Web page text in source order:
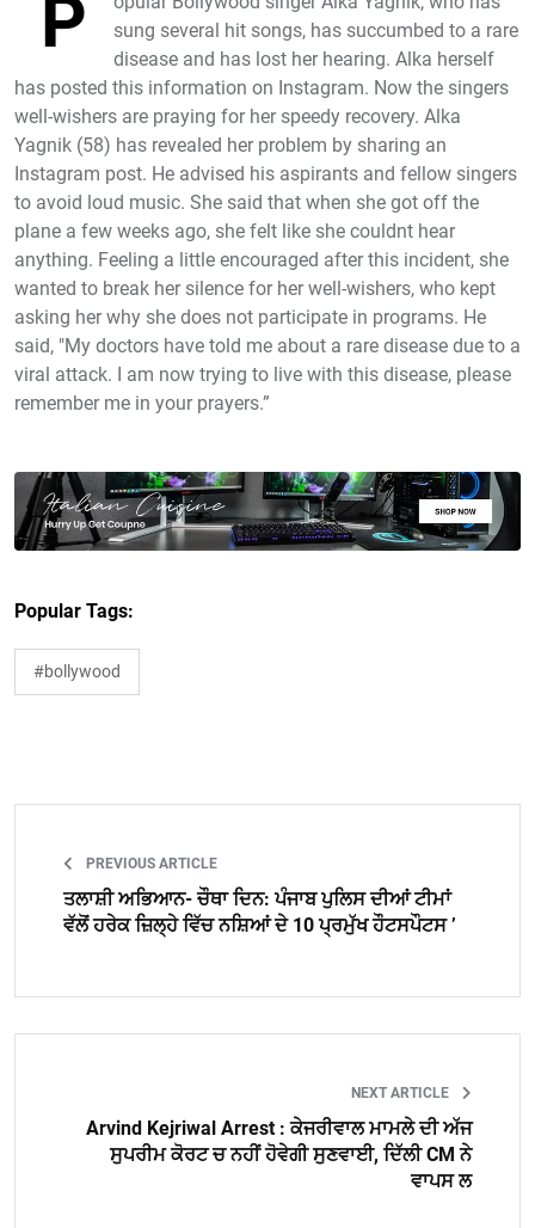
P
sung several hit songs, has succumbed to a rare
disease and has lost her hearing. Alka herself
has posted this information on Instagram. Now the singers
well-wishers are praying for her speedy recovery. Alka
Yagnik (58) has revealed her problem by sharing an
Instagram post. He advised his aspirants and fellow singers
to avoid loud music. She said that when she got off the
plane a few weeks ago, she felt like she couldnt hear
anything. Feeling a little encouraged after this incident, she
wanted to break her silence for her well-wishers, who kept
asking her why she does not participate in programs. He
said, "My doctors have told me about a rare disease due to a
viral attack. I am now trying to live with this disease, please
remember me in your prayers.”
Popular Tags:
#bollywood
PREVIOUS ARTICLE
ਤਲਾਸ਼ੀ ਅਭਿਆਨ- ਚੌਥਾ ਦਿਨ: ਪੰਜਾਬ ਪੁਲਿਸ ਦੀਆਂ ਟੀਮਾਂ
ਵੱਲੋਂ ਹਰੇਕ ਜ਼ਿਲ੍ਹੇ ਵਿੱਚ ਨਸ਼ਿਆਂ ਦੇ 10 ਪ੍ਰਮੁੱਖ ਹੌਟਸਪੌਟਸ ’
NEXT ARTICLE
Arvind Kejriwal Arrest : ਕੇਜਰੀਵਾਲ ਮਾਮਲੇ ਦੀ ਅੱਜ
ਸੁਪਰੀਮ ਕੋਰਟ ਚ ਨਹੀਂ ਹੋਵੇਗੀ ਸੁਣਵਾਈ, ਦਿੱਲੀ CM ਨੇ
ਵਾਪਸ ਲ